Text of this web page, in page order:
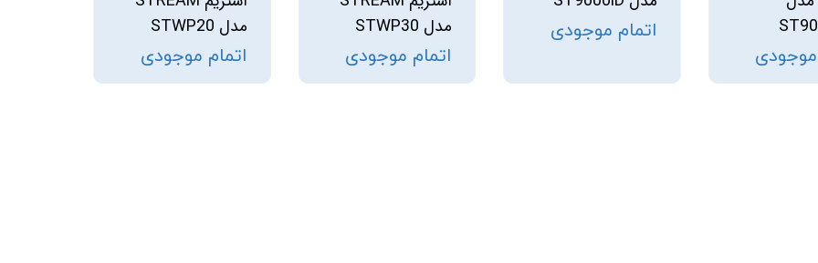
موجودی
اتمام موجودی
مدل STWP30
اتمام موجودی
مدل STWP20
اتمام موجودی